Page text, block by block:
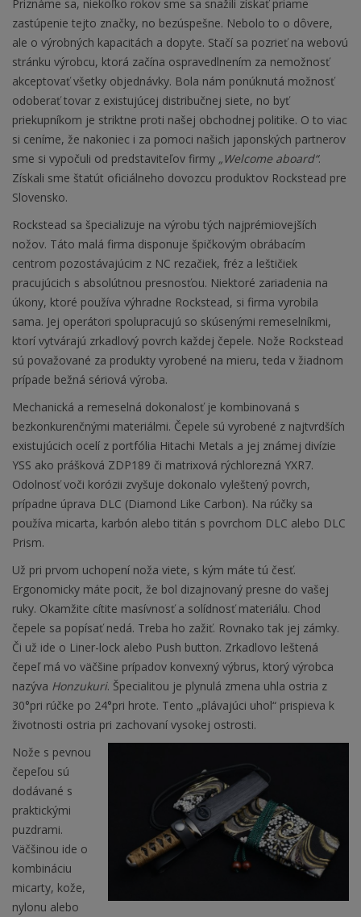
Priznáme sa, niekoľko rokov sme sa snažili získať priame
zastúpenie tejto značky, no bezúspešne. Nebolo to o dôvere,
ale o výrobných kapacitách a dopyte. Stačí sa pozrieť na webovú
stránku výrobcu, ktorá začína ospravedlnením za nemožnosť
akceptovať všetky objednávky. Bola nám ponúknutá možnosť
odoberať tovar z existujúcej distribučnej siete, no byť
priekupníkom je striktne proti našej obchodnej politike. O to viac
si ceníme, že nakoniec i za pomoci našich japonských partnerov
sme si vypočuli od predstaviteľov firmy „Welcome aboard“.
Získali sme štatút oficiálneho dovozcu produktov Rockstead pre
Slovensko.
Rockstead sa špecializuje na výrobu tých najprémiovejších
nožov. Táto malá firma disponuje špičkovým obrábacím
centrom pozostávajúcim z NC rezačiek, fréz a leštičiek
pracujúcich s absolútnou presnosťou. Niektoré zariadenia na
úkony, ktoré používa výhradne Rockstead, si firma vyrobila
sama. Jej operátori spolupracujú so skúsenými remeselníkmi,
ktorí vytvárajú zrkadlový povrch každej čepele. Nože Rockstead
sú považované za produkty vyrobené na mieru, teda v žiadnom
prípade bežná sériová výroba.
Mechanická a remeselná dokonalosť je kombinovaná s
bezkonkurenčnými materiálmi. Čepele sú vyrobené z najtvrdších
existujúcich ocelí z portfólia Hitachi Metals a jej známej divízie
YSS ako prášková ZDP189 či matrixová rýchlorezná YXR7.
Odolnosť voči korózii zvyšuje dokonalo vyleštený povrch,
prípadne úprava DLC (Diamond Like Carbon). Na rúčky sa
používa micarta, karbón alebo titán s povrchom DLC alebo DLC
Prism.
Už pri prvom uchopení noža viete, s kým máte tú česť.
Ergonomicky máte pocit, že bol dizajnovaný presne do vašej
ruky. Okamžite cítite masívnosť a solídnosť materiálu. Chod
čepele sa popísať nedá. Treba ho zažiť. Rovnako tak jej zámky.
Či už ide o Liner-lock alebo Push button. Zrkadlovo leštená
čepeľ má vo väčšine prípadov konvexný výbrus, ktorý výrobca
nazýva Honzukuri. Špecialitou je plynulá zmena uhla ostria z
30°pri rúčke po 24°pri hrote. Tento „plávajúci uhol“ prispieva k
životnosti ostria pri zachovaní vysokej ostrosti.
Nože s pevnou
čepeľou sú
dodávané s
praktickými
puzdrami.
Väčšinou ide o
kombináciu
micarty, kože,
nylonu alebo